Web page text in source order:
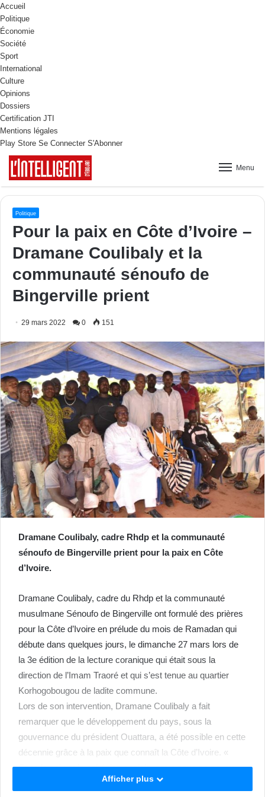
Accueil
Politique
Économie
Société
Sport
International
Culture
Opinions
Dossiers
Certification JTI
Mentions légales
Play Store Se Connecter S'Abonner
Menu
Politique
Pour la paix en Côte d’Ivoire –
Dramane Coulibaly et la
communauté sénoufo de
Bingerville prient
29 mars 2022 0 151
Dramane Coulibaly, cadre Rhdp et la communauté
sénoufo de Bingerville prient pour la paix en Côte
d’Ivoire.
Dramane Coulibaly, cadre du Rhdp et la communauté
musulmane Sénoufo de Bingerville ont formulé des prières
pour la Côte d’Ivoire en prélude du mois de Ramadan qui
débute dans quelques jours, le dimanche 27 mars lors de
la 3e édition de la lecture coranique qui était sous la
direction de l’Imam Traoré et qui s’est tenue au quartier
Korhogobougou de ladite commune.
Lors de son intervention, Dramane Coulibaly a fait
remarquer que le développement du pays, sous la
gouvernance du président Ouattara, a été possible en cette
décennie grâce à la paix que connaît la Côte d’Ivoire. «
Sans la paix et la cohésion sociale, notre pays ne pourra
pas avancer. Le président Alassane Ouattara nous a
Afficher plus